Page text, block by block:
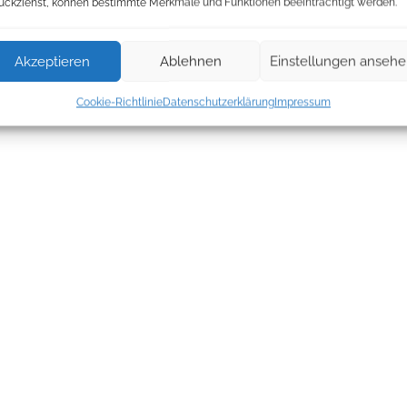
Akzeptieren Ablehnen Einstellungen
Cookie-RichtlinieDatenschutzerklärungImpressum